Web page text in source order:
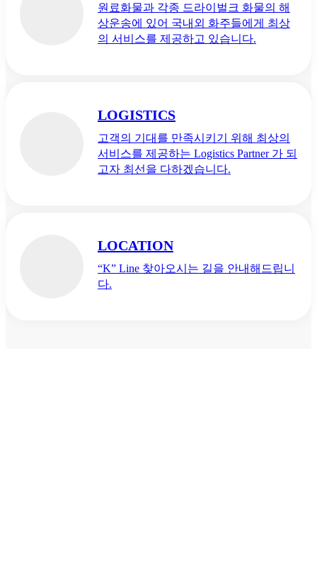
원료화물과 각종 드라이벌크 화물의 해
상운송에 있어 국내외 화주들에게 최상
의 서비스를 제공하고 있습니다.
LOGISTICS
고객의 기대를 만족시키기 위해 최상의
서비스를 제공하는 Logistics Partner 가 되
고자 최선을 다하겠습니다.
LOCATION
“K” Line 찾아오시는 길을 안내해드립니
다.